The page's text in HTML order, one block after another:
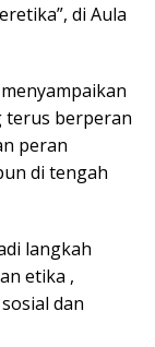
di Aula
terus berperan
peran
di tengah
langkah
etika ,
dan